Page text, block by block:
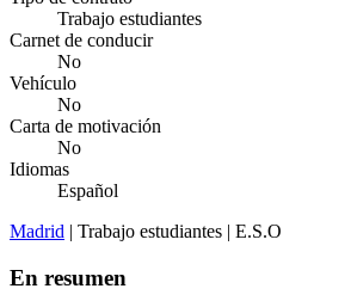
Trabajo estudiantes
Carnet de conducir
No
Vehículo
No
Carta de motivación
No
Idiomas
Español
Madrid | Trabajo estudiantes | E.S.O
En resumen